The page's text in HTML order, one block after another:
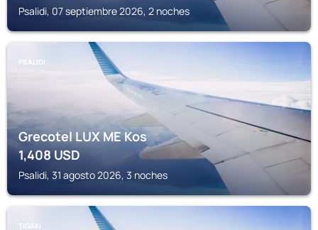
Psalidi, 07 septiembre 2026, 2 noches
PSALIDI
Grecotel LUX ME Kos
1,408 USD
Psalidi, 31 agosto 2026, 3 noches
TIGAKI